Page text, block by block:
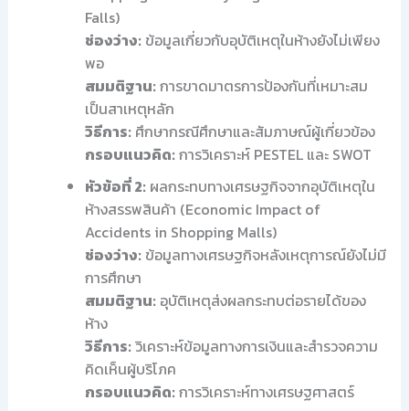
Falls)
ช่องว่าง: ข้อมูลเกี่ยวกับอุบัติเหตุในห้างยังไม่เพียง
พอ
สมมติฐาน: การขาดมาตรการป้องกันที่เหมาะสม
เป็นสาเหตุหลัก
วิธีการ: ศึกษากรณีศึกษาและสัมภาษณ์ผู้เกี่ยวข้อง
กรอบแนวคิด: การวิเคราะห์ PESTEL และ SWOT
หัวข้อที่ 2: ผลกระทบทางเศรษฐกิจจากอุบัติเหตุใน
ห้างสรรพสินค้า (Economic Impact of
Accidents in Shopping Malls)
ช่องว่าง: ข้อมูลทางเศรษฐกิจหลังเหตุการณ์ยังไม่มี
การศึกษา
สมมติฐาน: อุบัติเหตุส่งผลกระทบต่อรายได้ของ
ห้าง
วิธีการ: วิเคราะห์ข้อมูลทางการเงินและสำรวจความ
คิดเห็นผู้บริโภค
กรอบแนวคิด: การวิเคราะห์ทางเศรษฐศาสตร์